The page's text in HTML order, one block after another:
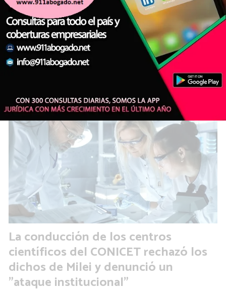
Hernán Lacunza ratificó su intención
de competir en 2027 mientras el PRO
debate su estrategia electoral
Agencia de Noticias del Interior
La conducción de los centros
científicos del CONICET rechazó los
dichos de Milei y denunció un
"ataque institucional"